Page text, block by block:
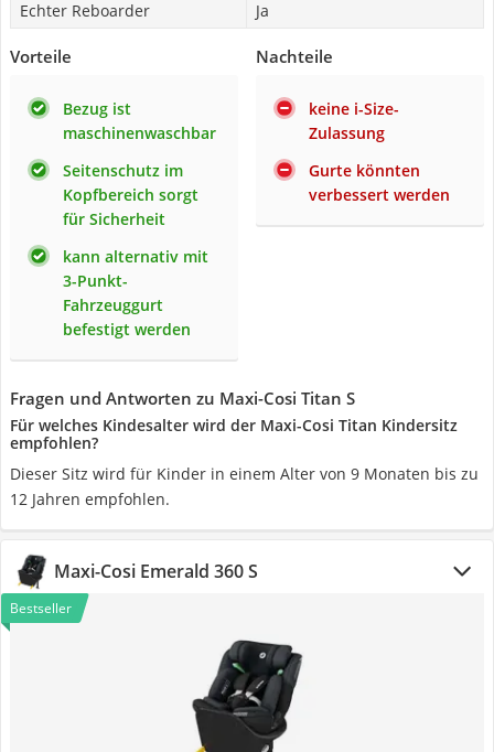
Echter Reboarder Ja
Vorteile
Bezug ist
maschinenwaschbar
Seitenschutz im
Kopfbereich sorgt
für Sicherheit
kann alternativ mit
3-Punkt-
Fahrzeuggurt
befestigt werden
Nachteile
keine i-Size-
Zulassung
Gurte könnten
verbessert werden
Fragen und Antworten zu Maxi-Cosi Titan S
Für welches Kindesalter wird der Maxi-Cosi Titan Kindersitz
empfohlen?
Dieser Sitz wird für Kinder in einem Alter von 9 Monaten bis zu
12 Jahren empfohlen.
Maxi-Cosi Emerald 360 S
Bestseller